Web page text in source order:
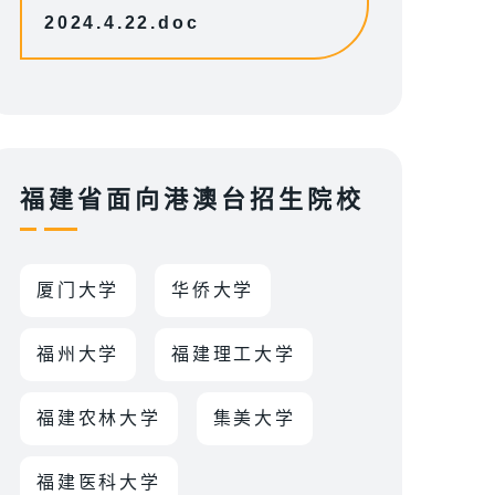
2024.4.22.doc
福建省面向港澳台招生院校
厦门大学 华侨大学
福州大学 福建理工大学
福建农林大学 集美大学
福建医科大学